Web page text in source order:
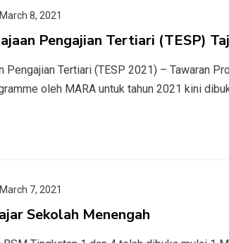
March 8, 2021
Pengajian Tertiari (TESP)
Pengajian Tertiari (TESP 2021) – Tawaran
oleh MARA untuk tahun 2021 kini
March 7, 2021
Sekolah Menengah